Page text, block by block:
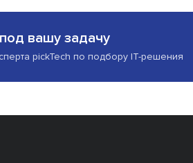
вашу задачу
pickTech по подбору IT-решения